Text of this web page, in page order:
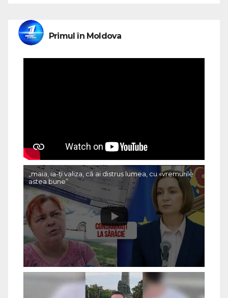
Primul în Moldova
„maia, ia-ți valiza, că ai distrus lumea, cu «vremurile
astea bune”